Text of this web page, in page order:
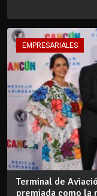
EMPRESARIALES
Terminal de
premiada como la